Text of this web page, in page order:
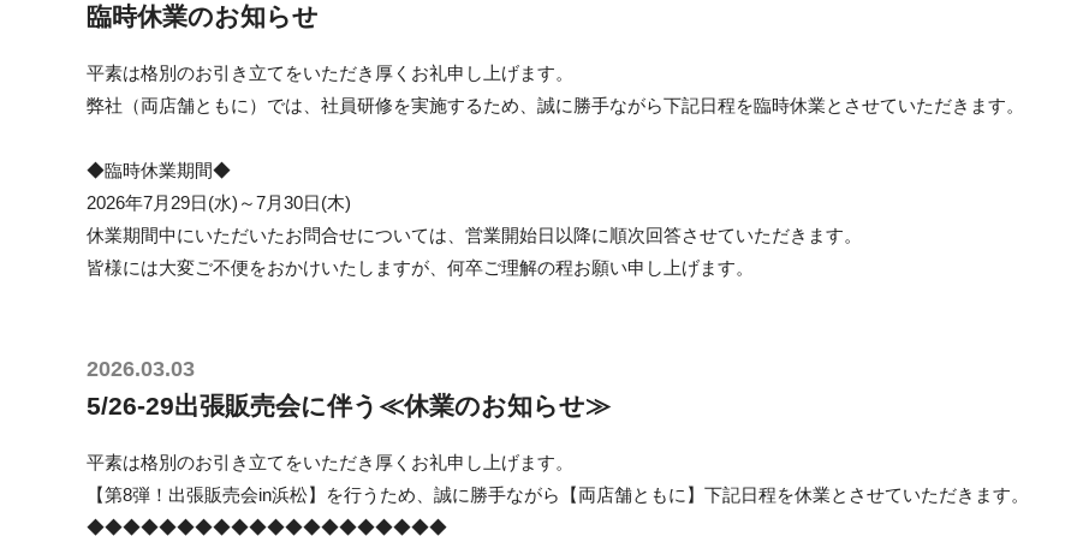
臨時休業のお知らせ
平素は格別のお引き立てをいただき厚くお礼申し上げます。
弊社（両店舗ともに）では、社員研修を実施するため、誠に勝手ながら下記日程を臨時休業とさせていただきます。
◆臨時休業期間◆
2026年7月29日(水)～7月30日(木)
休業期間中にいただいたお問合せについては、営業開始日以降に順次回答させていただきます。
皆様には大変ご不便をおかけいたしますが、何卒ご理解の程お願い申し上げます。
2026.03.03
5/26-29出張販売会に伴う≪休業のお知らせ≫
平素は格別のお引き立てをいただき厚くお礼申し上げます。
【第8弾！出張販売会in浜松】を行うため、誠に勝手ながら【両店舗ともに】下記日程を休業とさせていただきます。
◆◆◆◆◆◆◆◆◆◆◆◆◆◆◆◆◆◆◆◆